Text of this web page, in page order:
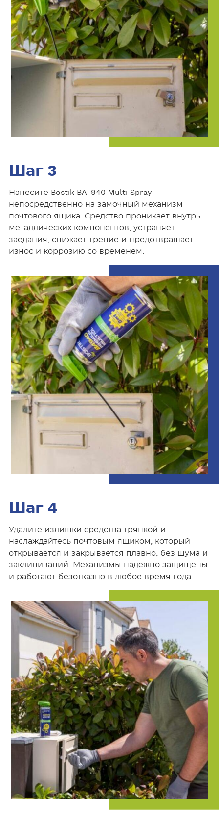
Шаг 3
Нанесите Bostik BA-940 Multi Spray
непосредственно на замочный механизм
почтового ящика. Средство проникает внутрь
металлических компонентов, устраняет
заедания, снижает трение и предотвращает
износ и коррозию со временем.
Шаг 4
Удалите излишки средства тряпкой и
наслаждайтесь почтовым ящиком, который
открывается и закрывается плавно, без шума и
заклиниваний. Механизмы надёжно защищены
и работают безотказно в любое время года.